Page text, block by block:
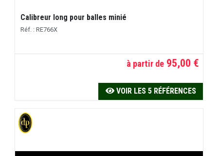
Calibreur long pour balles minié
Réf. : RE766X
à partir de 95,00 €
VOIR LES 5 RÉFÉRENCES